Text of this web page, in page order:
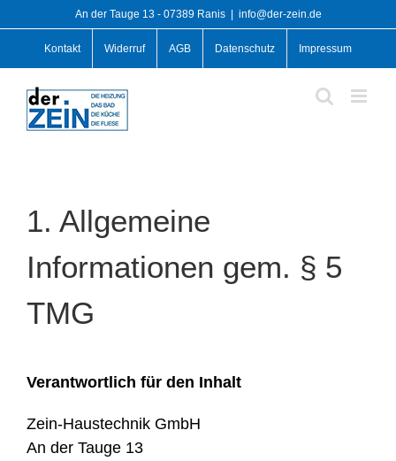
to
An der Tauge 13 - 07389 Ranis info@der-zein.de
Kontakt Widerruf AGB Datenschutz Impressum
1. Allgemeine
Informationen gem. § 5
TMG
Verantwortlich für den Inhalt
Zein-Haustechnik GmbH
An der Tauge 13